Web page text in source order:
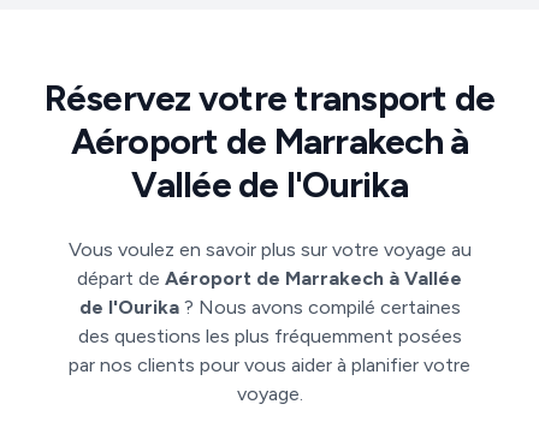
Réservez votre transport de
Aéroport de Marrakech à
Vallée de l'Ourika
Vous voulez en savoir plus sur votre voyage au
départ de Aéroport de Marrakech à Vallée
de l'Ourika ? Nous avons compilé certaines
des questions les plus fréquemment posées
par nos clients pour vous aider à planifier votre
voyage.